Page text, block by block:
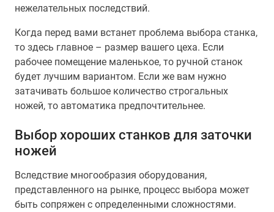
нежелательных последствий.
Когда перед вами встанет проблема выбора станка,
то здесь главное – размер вашего цеха. Если
рабочее помещение маленькое, то ручной станок
будет лучшим вариантом. Если же вам нужно
затачивать большое количество строгальных
ножей, то автоматика предпочтительнее.
Выбор хороших станков для заточки
ножей
Вследствие многообразия оборудования,
представленного на рынке, процесс выбора может
быть сопряжен с определенными сложностями.